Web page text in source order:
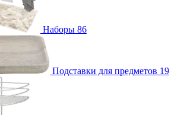
Наборы 86
Подставки для предметов 19